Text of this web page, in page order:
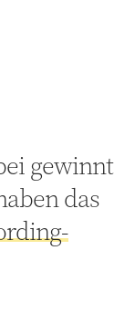
gewinnt
das